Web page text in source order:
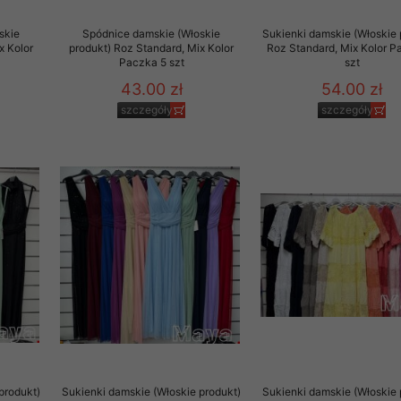
Kolor
Spódnice damskie (Włoskie
produkt) Roz Standard, Mix Kolor
Paczka 5 szt
43.00 zł
szczegóły
Sukienki damskie (Włoskie
Roz Standard, Mix Kolor
szt
54.00 zł
szczegóły
Sukienki damskie (Włoskie produkt)
Sukienki damskie (Włoskie